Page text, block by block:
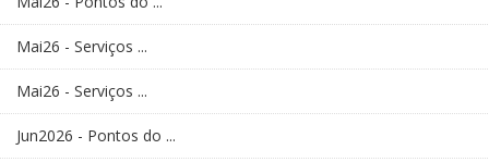
Mai26 - Serviços ...
Mai26 - Serviços ...
Jun2026 - Pontos do ...